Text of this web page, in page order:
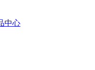
中心